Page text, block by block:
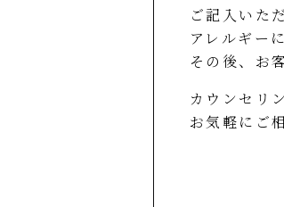
ご記入いた
アレルギー
その後、お
カウンセリ
お気軽にご